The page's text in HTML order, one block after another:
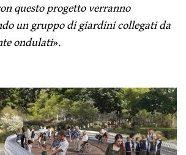
questo progetto verranno
un gruppo di giardini collegati da
ondulati».